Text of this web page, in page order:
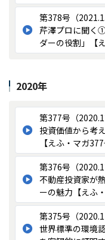
第378号（
芹澤プロに聞く
ダーの役割」【
2020年
第377号（
投資価値から考
【えふ・マガ377
第376号（
不動産投資家が
ーの魅力【えふ
第375号（
世界標準の環境